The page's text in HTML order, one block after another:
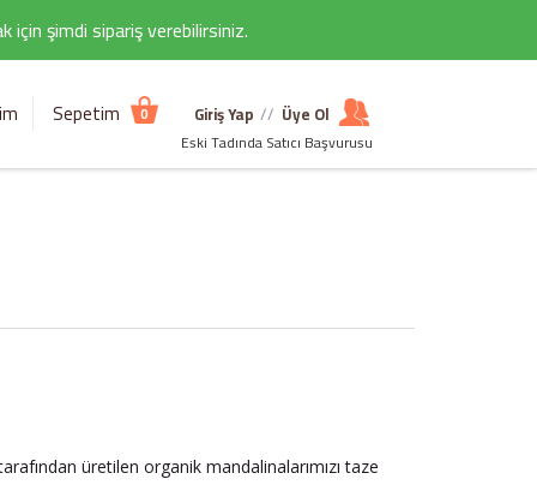
için şimdi sipariş verebilirsiniz.
Sepetim 0 Giriş Yap // Üye Ol
Eski Tadında Satıcı Başvurusu
üretilen organik mandalinalarımızı taze